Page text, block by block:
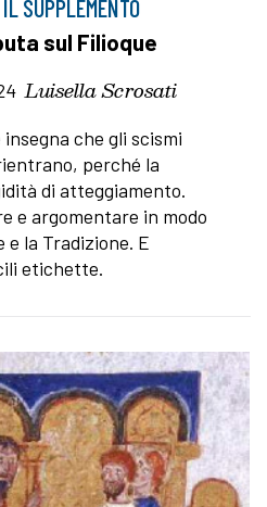
SUPPLEMENTO
sul Filioque
Luisella Scrosati
che gli scismi
perché la
di atteggiamento.
e argomentare in modo
la Tradizione. E
etichette.